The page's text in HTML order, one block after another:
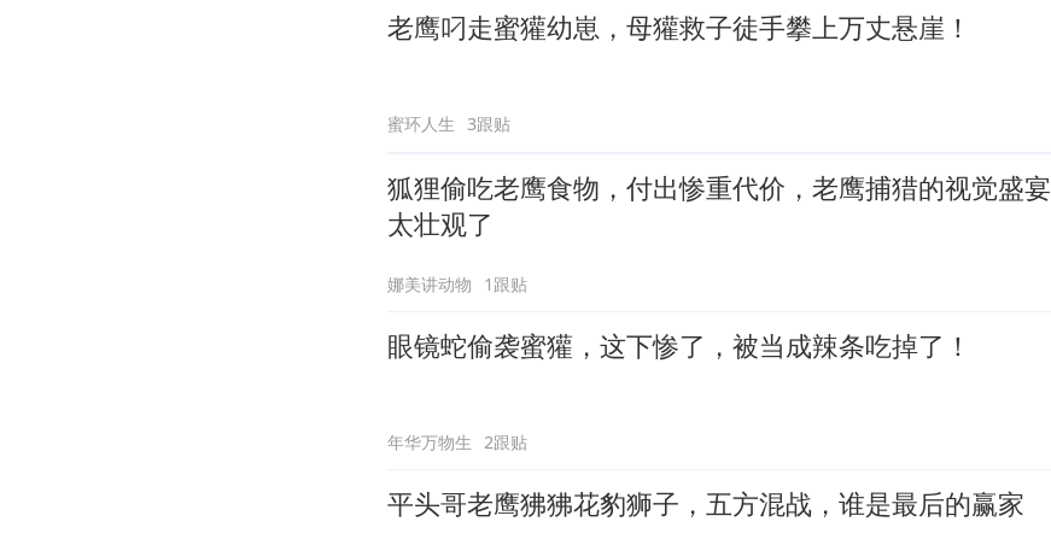
老鹰叼走蜜獾幼崽，母獾救子徒手攀上万丈悬崖！
蜜环人生 3跟贴
狐狸偷吃老鹰食物，付出惨重代价，老鹰捕猎的视觉盛宴
太壮观了
娜美讲动物 1跟贴
眼镜蛇偷袭蜜獾，这下惨了，被当成辣条吃掉了！
年华万物生 2跟贴
平头哥老鹰狒狒花豹狮子，五方混战，谁是最后的赢家